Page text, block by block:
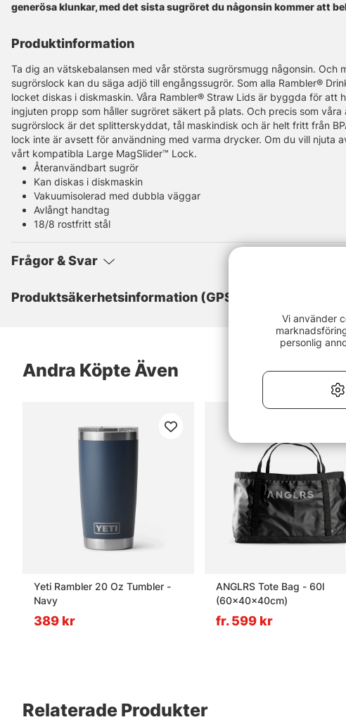
generösa klunkar, med det sista sugröret du någonsin kommer att
Produktinformation
Ta dig an vätskebalansen med vår största sugrörsmugg någonsin. Och
sugrörslock kan du säga adjö till engångssugrör. Som alla Rambler®
locket diskas i diskmaskin. Våra Rambler® Straw Lids är byggda för att
ingjuten propp som håller sugröret säkert på plats. Och precis som våra
sugrörslock är det splitterskyddat, tål maskindisk och är helt fritt från
lock inte är avsett för användning med varma drycker. Om du vill njuta
vårt kompatibla Large MagSlider™ Lock.
Återanvändbart sugrör
Kan diskas i diskmaskin
Vakuumisolerad med dubbla väggar
Avlångt handtag
18/8 rostfritt stål
Frågor & Svar
Produktsäkerhetsinformation (GPSR)
Andra Köpte Även
Yeti Rambler 20 Oz Tumbler -
Navy
389 kr
ANGLRS Tote Bag - 60l
(60x40x40cm)
fr. 599 kr
Relaterade Produkter
Vi använder
personlig